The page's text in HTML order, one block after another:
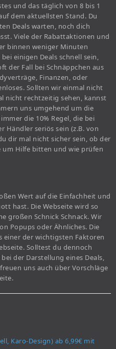
und das täglich von 8 bis 1
dem aktuellsten Stand. Du
Deals warten, noch dich
Viele der Rabattaktionen und
binnen weniger Minuten
einigen Deals schnell sein,
der Fall bei Schnäppchen aus
Finanzen, oder
Sollten wir einmal nicht
nicht rechtzeitig sehen, kannst
uns umgehend um die
die 10% Regel, die bei
Händler seriös sein (z.B. von
dir mal nicht sicher sein, ob der
um Hilfe bitten und wie prüfen
Wert auf die Einfachheit und
hast. Die Webseite wird so
großen Schnick Schnack. Wir
Popups oder Ähnliches. Die
der wichtigsten Faktoren
Solltest du dennoch
der Darstellung eines Deals,
uns auch über Vorschläge
Karo-Design) ab 6,99€ mit